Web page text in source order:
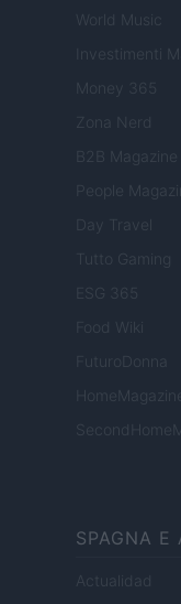
World Music
Investimenti
Money 365
Zona Nerd
B2B Magazine
People
Day Travel
Tutto Gaming
ESG 365
Food Wiki
FuturoDonna
HomeMagazine
SPAGNA E
Actualidad